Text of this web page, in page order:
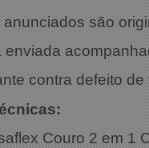
são
contra defeito de
Couro 2 em 1